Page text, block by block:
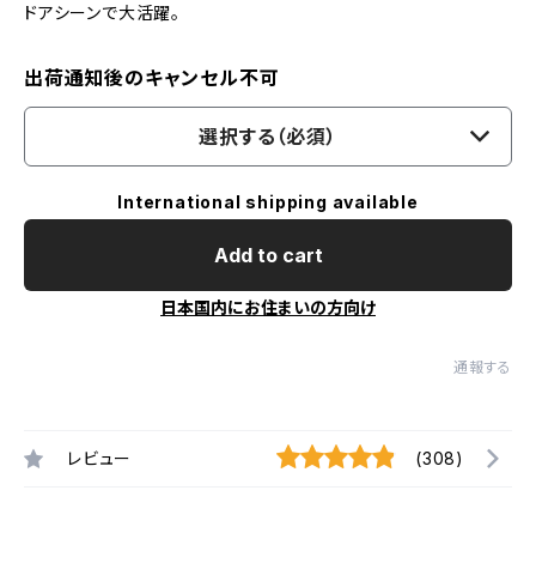
ドアシーンで大活躍。
出荷通知後のキャンセル不可
選択する（必須）
International shipping available
Add to cart
日本国内にお住まいの方向け
通報する
レビュー (308)